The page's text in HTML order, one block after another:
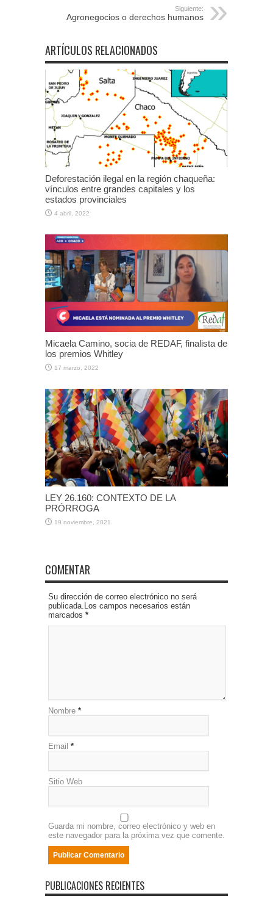
Siguiente:
Agronegocios o derechos humanos
ARTÍCULOS RELACIONADOS
Deforestación ilegal en la región chaqueña:
vínculos entre grandes capitales y los
estados provinciales
4 abril, 2022
Micaela Camino, socia de REDAF, finalista de
los premios Whitley
17 marzo, 2022
LEY 26.160: CONTEXTO DE LA
PRÓRROGA
19 noviembre, 2021
COMENTAR
Su dirección de correo electrónico no será
publicada.Los campos necesarios están
marcados *
Nombre *
Email *
Sitio Web
Guarda mi nombre, correo electrónico y web en
este navegador para la próxima vez que comente.
PUBLICACIONES RECIENTES